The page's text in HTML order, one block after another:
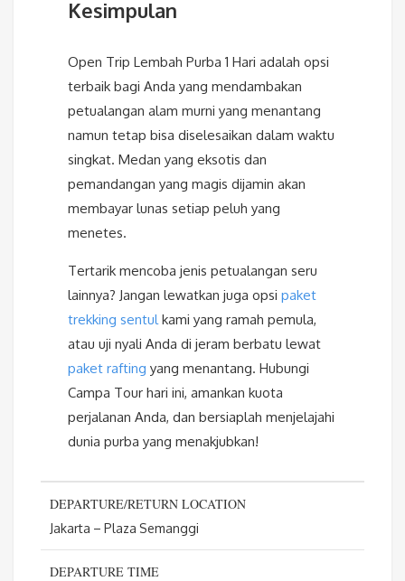
Kesimpulan
Open Trip Lembah Purba 1 Hari adalah opsi
terbaik bagi Anda yang mendambakan
petualangan alam murni yang menantang
namun tetap bisa diselesaikan dalam waktu
singkat. Medan yang eksotis dan
pemandangan yang magis dijamin akan
membayar lunas setiap peluh yang
menetes.
Tertarik mencoba jenis petualangan seru
lainnya? Jangan lewatkan juga opsi paket
trekking sentulkami yang ramah pemula,
atau uji nyali Anda di jeram berbatu lewat
paket rafting yang menantang. Hubungi
Campa Tour hari ini, amankan kuota
perjalanan Anda, dan bersiaplah menjelajahi
dunia purba yang menakjubkan!
DEPARTURE/RETURN LOCATION
Jakarta – Plaza Semanggi
DEPARTURE TIME